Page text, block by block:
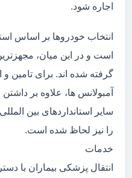
اجاره شود.
انتخاب خودروها بر اساس
است و در این میان،
گرفته شده اند. برای تامین و
آمبولانس ها، علاوه بر
سایر استانداردهای بین
را نیز لحاظ شده است.
خدمات
انتقال پزشکی بیماران با